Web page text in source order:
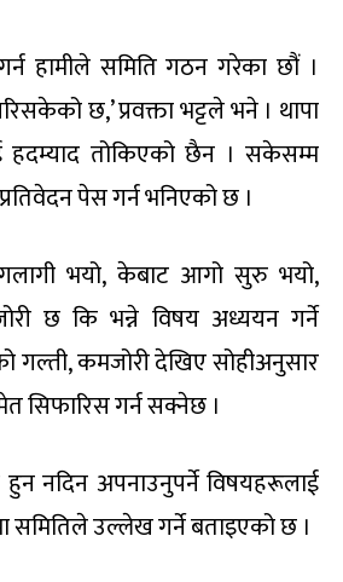
हामीले समिति गठन गरेका छौं ।
छ,’ प्रवक्ता भट्टले भने । थापा
हदम्याद तोकिएको छैन । सकेसम्म
पेस गर्न भनिएको छ ।
भयो, केबाट आगो सुरु भयो,
छ कि भन्ने विषय अध्ययन गर्ने
कमजोरी देखिए सोहीअनुसार
सिफारिस गर्न सक्नेछ ।
हुन नदिन अपनाउनुपर्ने विषयहरूलाई
उल्लेख गर्ने बताइएको छ ।